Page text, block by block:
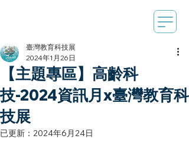
【主題專區】高齡科
技-2024資訊月x臺灣教育科
技展
臺灣教育科技展
2024年1月26日
已更新： 2024年6月24日